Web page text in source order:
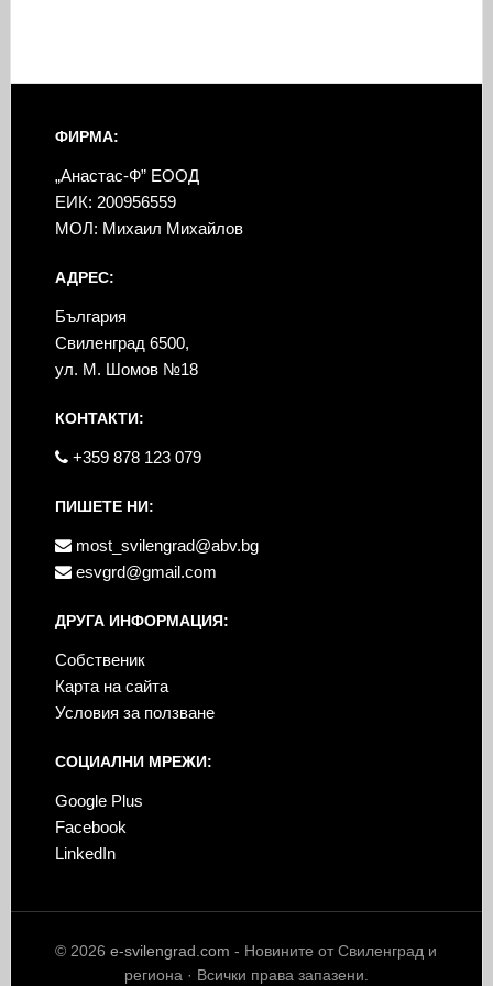
ФИРМА:
„Анастас-Ф” ЕООД
ЕИК: 200956559
МОЛ: Михаил Михайлов
АДРЕС:
България
Свиленград 6500,
ул. М. Шомов №18
КОНТАКТИ:
+359 878 123 079
ПИШЕТЕ НИ:
most_svilengrad@abv.bg
esvgrd@gmail.com
ДРУГА ИНФОРМАЦИЯ:
Собственик
Карта на сайта
Условия за ползване
СОЦИАЛНИ МРЕЖИ:
Google Plus
Facebook
LinkedIn
© 2026e-svilengrad.com - Новините от Свиленград и
региона · Всички права запазени.